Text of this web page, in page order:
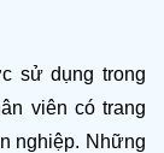
sử dụng trong
viên có trang
nghiệp. Những